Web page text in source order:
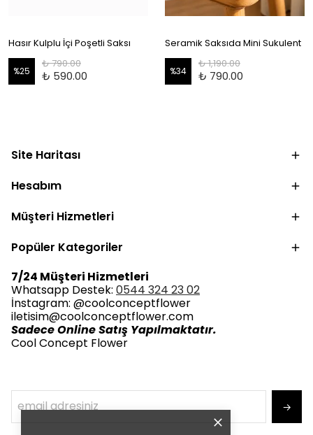
Hasır Kulplu İçi Poşetli Saksı
%25
₺ 790.00
₺ 590.00
Seramik Saksıda Mini Sukulent
%34
₺ 1,190.00
₺ 790.00
Site Haritası
Hesabım
Müşteri Hizmetleri
Popüler Kategoriler
7/24 Müşteri Hizmetleri
Whatsapp Destek: 0544 324 23 02
İnstagram: @coolconceptflower
iletisim@coolconceptflower.com
Sadece Online Satış Yapılmaktatır.
Cool Concept Flower
→